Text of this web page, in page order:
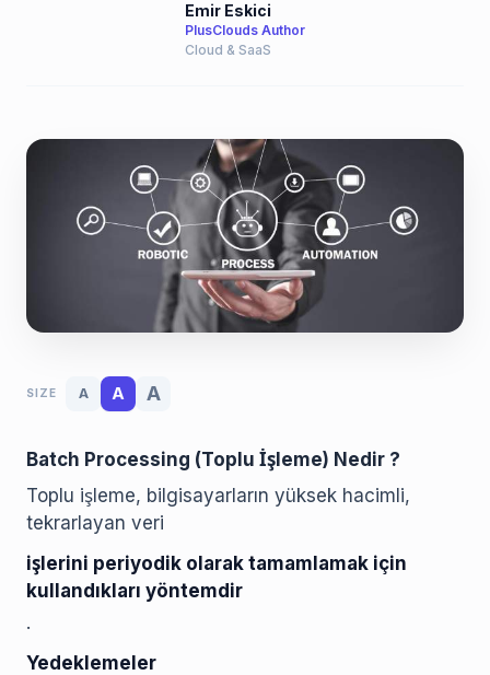
Emir Eskici
PlusClouds Author
Cloud & SaaS
SIZE A A A
Batch Processing (Toplu İşleme) Nedir ?
Toplu işleme, bilgisayarların yüksek hacimli,
tekrarlayan veri
işlerini periyodik olarak tamamlamak için
kullandıkları yöntemdir
.
Yedeklemeler